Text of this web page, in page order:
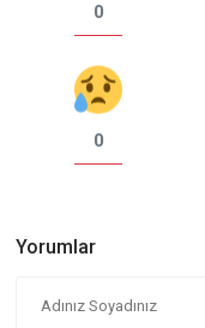
0
0
Yorumlar